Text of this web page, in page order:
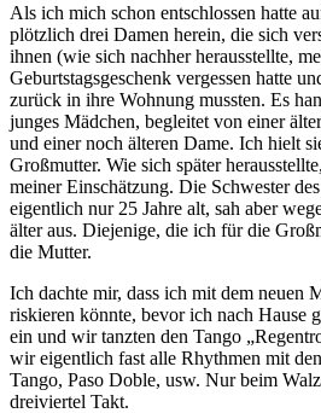
Als ich mich schon entschlossen hatte
plötzlich drei Damen herein, die sich
ihnen (wie sich nachher herausstellte,
Geburtstagsgeschenk vergessen hatte
zurück in ihre Wohnung mussten. Es
junges Mädchen, begleitet von einer
und einer noch älteren Dame. Ich hielt
Großmutter. Wie sich später
meiner Einschätzung. Die Schwester
eigentlich nur 25 Jahre alt, sah aber
älter aus. Diejenige, die ich für die
die Mutter.
Ich dachte mir, dass ich mit dem neuen
riskieren könnte, bevor ich nach Hause
ein und wir tanzten den Tango
wir eigentlich fast alle Rhythmen mit
Tango, Paso Doble, usw. Nur beim
dreiviertel Takt.